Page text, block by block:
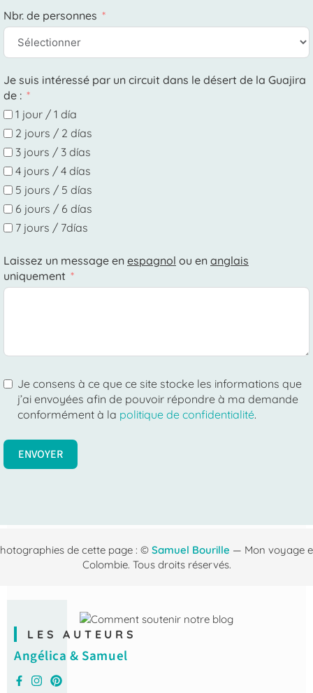
Nbr. de personnes
Je suis intéressé par un circuit dans le désert de la Guajira
de :
1 jour / 1 día
2 jours / 2 días
3 jours / 3 días
4 jours / 4 días
5 jours / 5 días
6 jours / 6 días
7 jours / 7días
Laissez un message en espagnol ou en anglais
uniquement
Je consens à ce que ce site stocke les informations que
j’ai envoyées afin de pouvoir répondre à ma demande
conformément à la politique de confidentialité.
ENVOYER
de cette page : © Samuel Bourille — Mon voyage
Colombie. Tous droits réservés.
LES AUTEURS
Angélica & Samuel